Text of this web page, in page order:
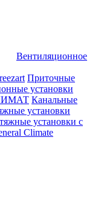
Вентиляционное
Приточные
установки
Канальные
установки
установки с
Climate